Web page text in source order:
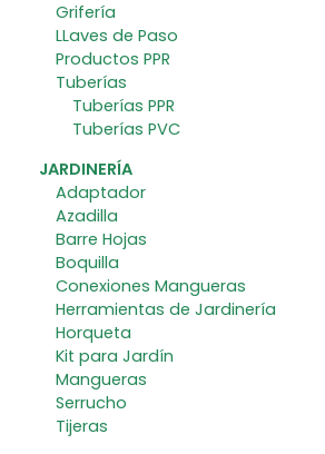
Grifería
LLaves de Paso
Productos PPR
Tuberías
Tuberías PPR
Tuberías PVC
JARDINERÍA
Adaptador
Azadilla
Barre Hojas
Boquilla
Conexiones Mangueras
Herramientas de Jardinería
Horqueta
Kit para Jardín
Mangueras
Serrucho
Tijeras